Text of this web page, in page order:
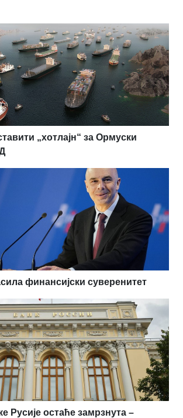
„хотлајн“ за Ормуски
финансијски суверенитет
Русије остаће замрзнута –